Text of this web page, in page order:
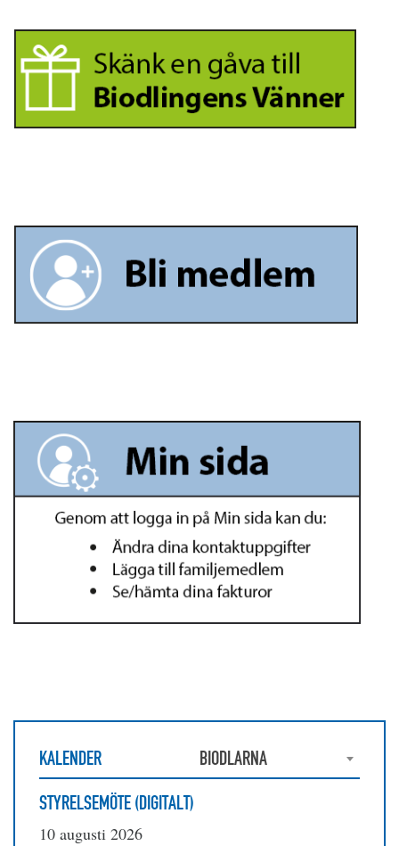
KALENDER
BIODLARNA
STYRELSEMÖTE (DIGITALT)
10 augusti 2026